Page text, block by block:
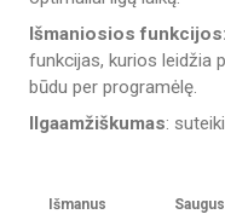
Išmaniosios funkcijos:
funkcijas, kurios leidžia
būdu per programėlę.
Ilgaamžiškumas:
Išmanus